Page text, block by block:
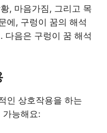
, 마음가짐, 그리고 목
에, 구렁이 꿈의 해석
다음은 구렁이 꿈 해석
인 상호작용을 하는
가능해요: